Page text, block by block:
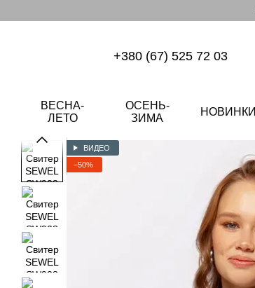
+380 (67) 525 72 03
ВЕСНА-
ЛЕТО
ОСЕНЬ-
ЗИМА
НОВИНКИ
ВИДЕО
−50%